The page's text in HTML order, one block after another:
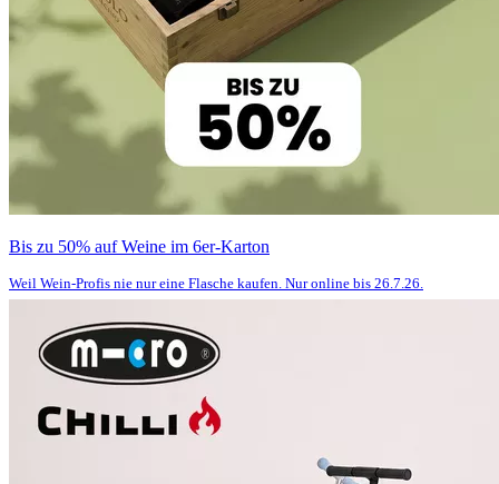
Bis zu 50% auf Weine im 6er-Karton
Weil Wein-Profis nie nur eine Flasche kaufen. Nur online bis 26.7.26.